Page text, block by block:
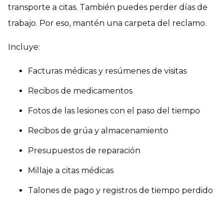
transporte a citas. También puedes perder días de
trabajo. Por eso, mantén una carpeta del reclamo.
Incluye:
Facturas médicas y resúmenes de visitas
Recibos de medicamentos
Fotos de las lesiones con el paso del tiempo
Recibos de grúa y almacenamiento
Presupuestos de reparación
Millaje a citas médicas
Talones de pago y registros de tiempo perdido